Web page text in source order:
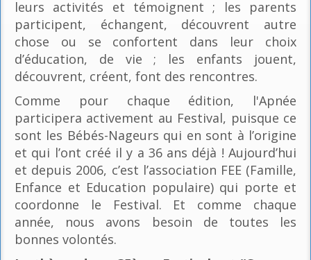
leurs activités et témoignent ; les parents
participent, échangent, découvrent autre
chose ou se confortent dans leur choix
d’éducation, de vie ; les enfants jouent,
découvrent, créent, font des rencontres.
Comme pour chaque édition, l'Apnée
participera activement au Festival, puisque ce
sont les Bébés-Nageurs qui en sont à l’origine
et qui l’ont créé il y a 36 ans déjà ! Aujourd’hui
et depuis 2006, c’est l’association FEE (Famille,
Enfance et Education populaire) qui porte et
coordonne le Festival. Et comme chaque
année, nous avons besoin de toutes les
bonnes volontés.